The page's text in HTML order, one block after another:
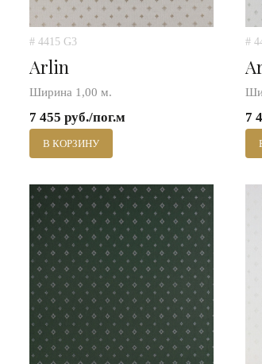
# 4415 G3
Arlin
Ширина 1,00 м.
7 455 руб./пог.м
В КОРЗИНУ
#
7